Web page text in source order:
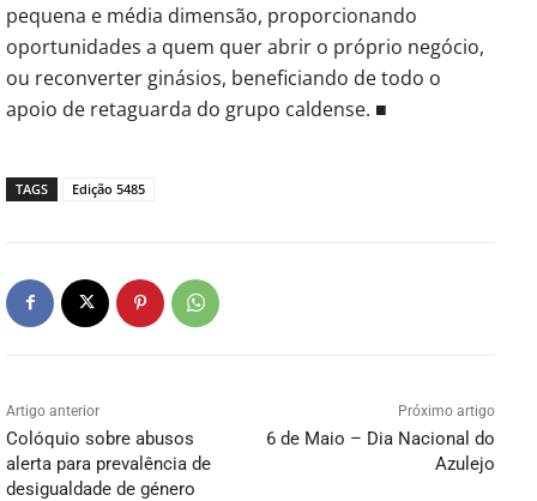
pequena e média dimensão, proporcionando
oportunidades a quem quer abrir o próprio negócio,
ou reconverter ginásios, beneficiando de todo o
apoio de retaguarda do grupo caldense. ■
TAGS Edição 5485
Artigo anterior
Colóquio sobre abusos
alerta para prevalência de
desigualdade de género
Próximo artigo
6 de Maio – Dia Nacional do
Azulejo